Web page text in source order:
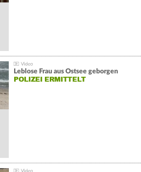
Leblose Frau aus Ostsee geborgen
POLIZEI ERMITTELT